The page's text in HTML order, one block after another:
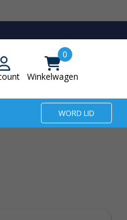
Winkelwagen
WORD LID